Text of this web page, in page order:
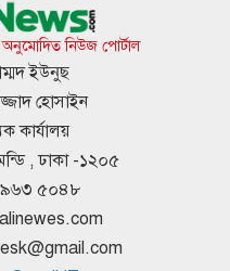
ও তুরস্কের যৌথ প্রতিরক্ষা
কি?
দেশের বাজারে স্বর্ণের
পরিদর্শন করলেন এনসিপি
অনুমোদিত নিউজ পোর্টাল
ইউনুছ
হোসাইন
কার্যালয়
, ঢাকা -১২০৫
৫০৪৮